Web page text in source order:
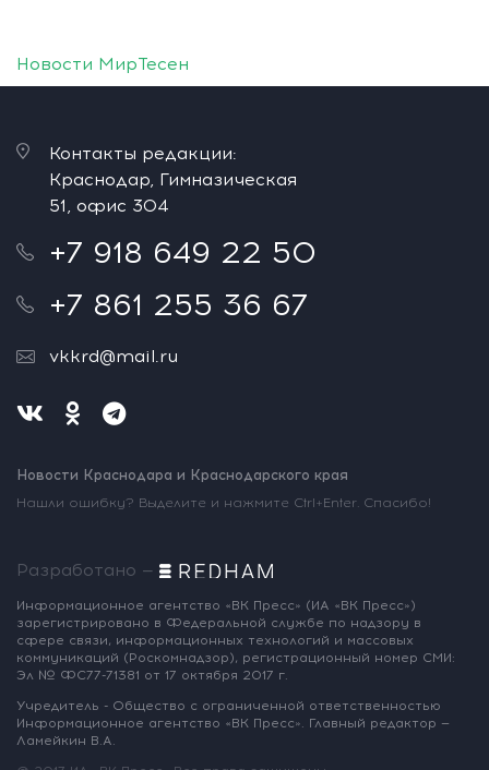
Новости МирТесен
Контакты редакции:
Краснодар, Гимназическая
51, офис 304
+7 918 649 22 50
+7 861 255 36 67
vkkrd@mail.ru
Новости Краснодара и Краснодарского края
Нашли ошибку? Выделите и нажмите Ctrl+Enter. Спасибо!
Разработано —
Информационное агентство «ВК Пресс» (ИА «ВК Пресс»)
зарегистрировано в Федеральной службе по надзору в
сфере связи, информационных технологий и массовых
коммуникаций (Роскомнадзор), регистрационный номер СМИ:
Эл № ФС77-71381 от 17 октября 2017 г.
Учредитель - Общество с ограниченной ответственностью
Информационное агентство «ВК Пресс». Главный редактор —
Ламейкин В.А.